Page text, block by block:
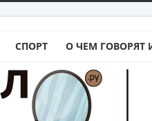
СПОРТ О ЧЕМ ГОВОРЯТ